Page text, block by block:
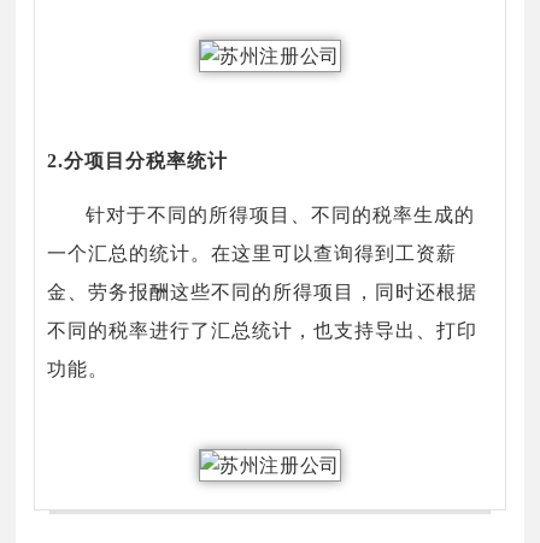
2.分项目分税率统计
针对于不同的所得项目、不同的税率生成的
一个汇总的统计。在这里可以查询得到工资薪
金、劳务报酬这些不同的所得项目，同时还根据
不同的税率进行了汇总统计，也支持导出、打印
功能。